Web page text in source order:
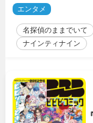
のゲスト出演が決定！
エンタメ
名探偵のままでいて
ナインティナイン